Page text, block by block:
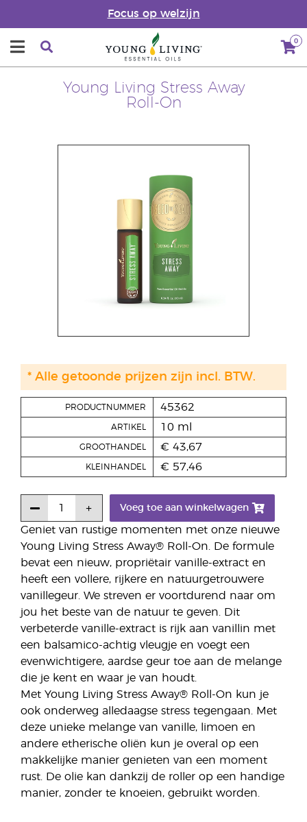
Focus op welzijn
0
Young Living Stress Away
Roll-On
Geniet van rustige momenten met onze nieuwe
Young Living Stress Away® Roll-On. De formule
bevat een nieuw, propriëtair vanille-extract en
heeft een vollere, rijkere en natuurgetrouwere
vanillegeur. We streven er voortdurend naar om
jou het beste van de natuur te geven. Dit
verbeterde vanille-extract is rijk aan vanillin met
een balsamico-achtig vleugje en voegt een
evenwichtigere, aardse geur toe aan de melange
die je kent en waar je van houdt.
Met Young Living Stress Away® Roll-On kun je
ook onderweg alledaagse stress tegengaan. Met
deze unieke melange van vanille, limoen en
andere etherische oliën kun je overal op een
makkelijke manier genieten van een moment
rust. De olie kan dankzij de roller op een handige
manier, zonder te knoeien, gebruikt worden.
PRODUCTNUMMER 45362
ARTIKEL 10 ml
GROOTHANDEL € 43,67
KLEINHANDEL € 57,46
Voeg toe aan winkelwagen
* Alle getoonde prijzen zijn incl. BTW.